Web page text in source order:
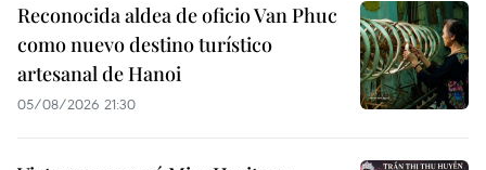
Reconocida aldea de oficio Van Phuc
como nuevo destino turístico
artesanal de Hanoi
05/08/2026 21:30